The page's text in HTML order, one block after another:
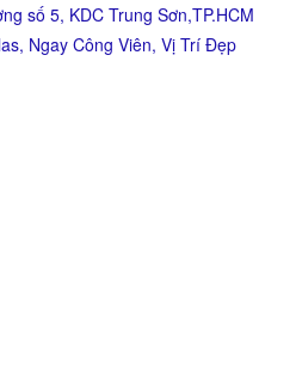
số 5, KDC Trung Sơn,TP.HCM
Ngay Công Viên, Vị Trí Đẹp